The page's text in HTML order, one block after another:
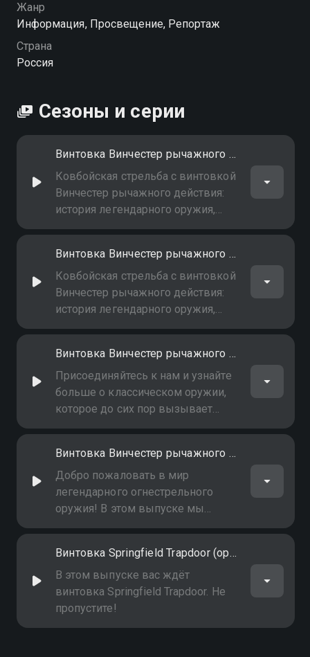
Жанр
Информация, Просвещение, Репортаж
Страна
Россия
Сезоны и серии
Винтовка Винчестер рычажного действия (lever-action Winchester). Часть 1-я
Ковбойская стрельба с винтовкой
Винчестер рычажного действия:
история легендарного оружия,
особенности обращения, техника
соревновательная дисциплина
(Часть 1-я)
Винтовка Винчестер рычажного действия (lever-action Winchester). Часть 2-я
Ковбойская стрельба с винтовкой
Винчестер рычажного действия:
история легендарного оружия,
особенности обращения, техника
соревновательная дисциплина
(Часть 2-я)
Винтовка Винчестер рычажного действия (lever-action Winchester). Часть 3-я
Присоединяйтесь к нам и узнайте
больше о классическом оружии,
которое до сих пор вызывает
восхищение!
Винтовка Винчестер рычажного действия (lever-action Winchester). Часть 4-я
Добро пожаловать в мир
легендарного огнестрельного
оружия! В этом выпуске мы
сосредоточимся на винчестерах с
иконами Дикого Запада
Винтовка Springfield Trapdoor (оригинал и реплика)
В этом выпуске вас ждёт
винтовка Springfield Trapdoor. Не
пропустите!